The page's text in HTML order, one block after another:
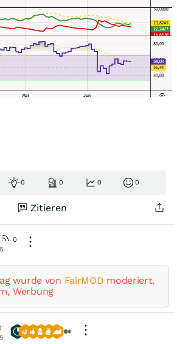
0 0 0 0
Zitieren
0
wurde von FairMOD moderiert.
Werbung